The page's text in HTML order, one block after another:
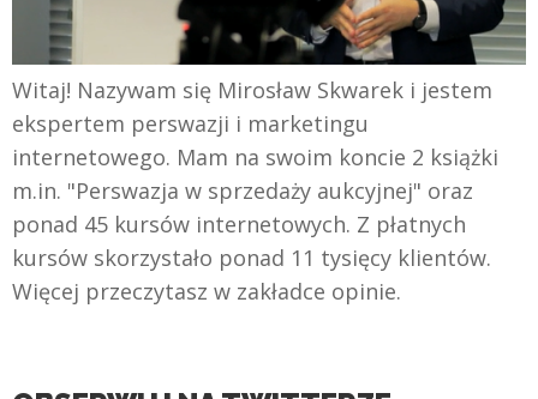
Witaj! Nazywam się Mirosław Skwarek i jestem
ekspertem perswazji i marketingu
internetowego. Mam na swoim koncie 2 książki
m.in. "Perswazja w sprzedaży aukcyjnej" oraz
ponad 45 kursów internetowych. Z płatnych
kursów skorzystało ponad 11 tysięcy klientów.
Więcej przeczytasz w zakładce opinie.